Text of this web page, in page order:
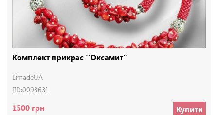
Комплект прикрас ''Оксамит''
LimadeUA
[ID:009363]
1500 грн Купити